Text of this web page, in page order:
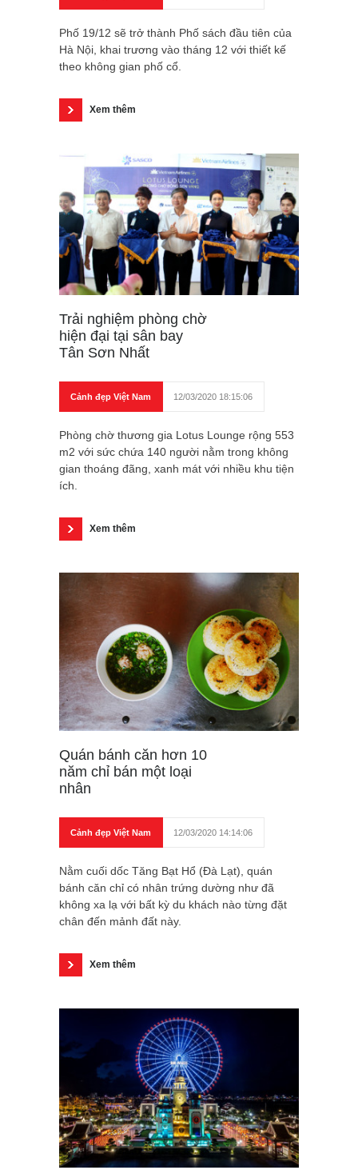
Phố 19/12 sẽ trở thành Phố sách đầu tiên của
Hà Nội, khai trương vào tháng 12 với thiết kế
theo không gian phố cổ.
Xem thêm
Trải nghiệm phòng chờ
hiện đại tại sân bay
Tân Sơn Nhất
Cảnh đẹp Việt Nam 12/03/2020 18:15:06
Phòng chờ thương gia Lotus Lounge rộng 553
m2 với sức chứa 140 người nằm trong không
gian thoáng đãng, xanh mát với nhiều khu tiện
ích.
Xem thêm
Quán bánh căn hơn 10
năm chỉ bán một loại
nhân
Cảnh đẹp Việt Nam 12/03/2020 14:14:06
Nằm cuối dốc Tăng Bạt Hổ (Đà Lạt), quán
bánh căn chỉ có nhân trứng dường như đã
không xa lạ với bất kỳ du khách nào từng đặt
chân đến mảnh đất này.
Xem thêm